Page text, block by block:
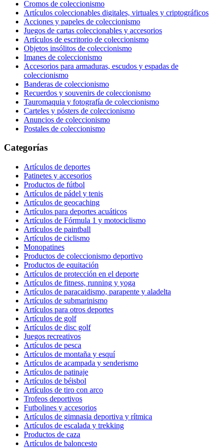
Cromos de coleccionismo
Artículos coleccionables digitales, virtuales y criptográficos
Acciones y papeles de coleccionismo
Juegos de cartas coleccionables y accesorios
Artículos de escritorio de coleccionismo
Objetos insólitos de coleccionismo
Imanes de coleccionismo
Accesorios para armaduras, escudos y espadas de
coleccionismo
Banderas de coleccionismo
Recuerdos y souvenirs de coleccionismo
Tauromaquia y fotografía de coleccionismo
Carteles y pósters de coleccionismo
Anuncios de coleccionismo
Postales de coleccionismo
Categorías
Artículos de deportes
Patinetes y accesorios
Productos de fútbol
Artículos de pádel y tenis
Artículos de geocaching
Artículos para deportes acuáticos
Artículos de Fórmula 1 y motociclismo
Artículos de paintball
Artículos de ciclismo
Monopatines
Productos de coleccionismo deportivo
Productos de equitación
Artículos de protección en el deporte
Artículos de fitness, running y yoga
Artículos de paracaidismo, parapente y aladelta
Artículos de submarinismo
Artículos para otros deportes
Artículos de golf
Artículos de disc golf
Juegos recreativos
Artículos de pesca
Artículos de montaña y esquí
Artículos de acampada y senderismo
Artículos de patinaje
Artículos de béisbol
Artículos de tiro con arco
Trofeos deportivos
Futbolines y accesorios
Artículos de gimnasia deportiva y rítmica
Artículos de escalada y trekking
Productos de caza
Artículos de baloncesto